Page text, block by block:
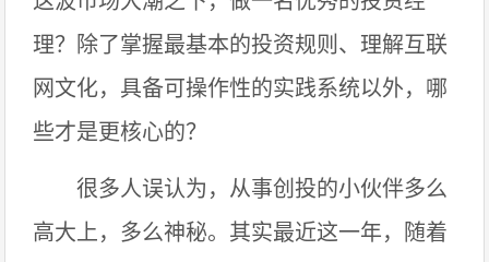
理？除了掌握最基本的投资规则、理解互联
网文化，具备可操作性的实践系统以外，哪
些才是更核心的？
很多人误认为，从事创投的小伙伴多么
高大上，多么神秘。其实最近这一年，随着